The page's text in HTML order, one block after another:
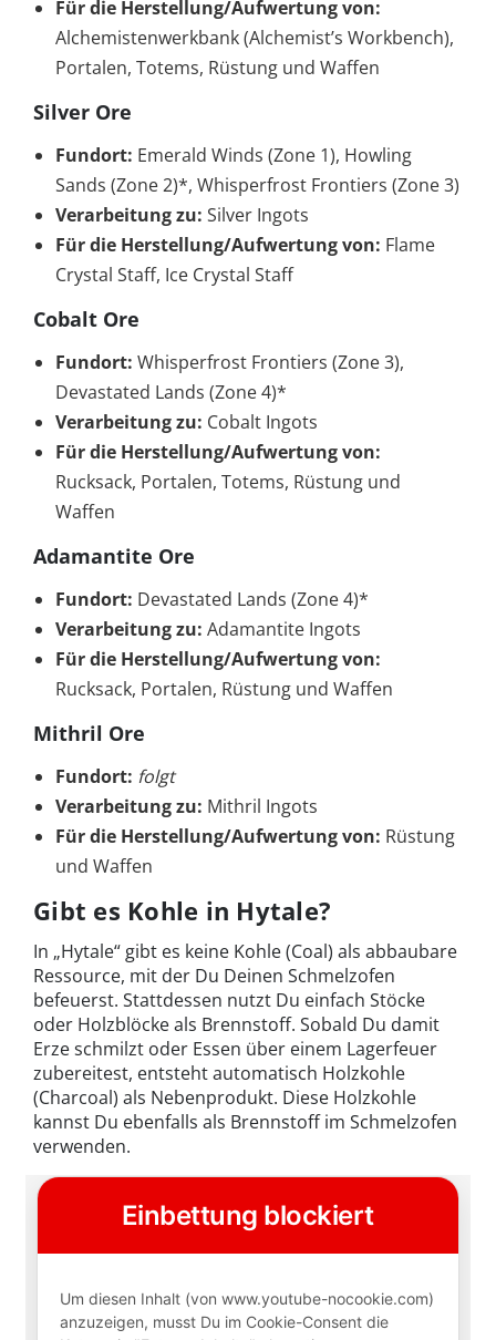
Für die Herstellung/Aufwertung von:
Alchemistenwerkbank (Alchemist’s Workbench),
Portalen, Totems, Rüstung und Waffen
Silver Ore
Fundort: Emerald Winds (Zone 1), Howling
Sands (Zone 2)*, Whisperfrost Frontiers (Zone 3)
Verarbeitung zu: Silver Ingots
Für die Herstellung/Aufwertung von: Flame
Crystal Staff, Ice Crystal Staff
Cobalt Ore
Fundort: Whisperfrost Frontiers (Zone 3),
Devastated Lands (Zone 4)*
Verarbeitung zu: Cobalt Ingots
Für die Herstellung/Aufwertung von:
Rucksack, Portalen, Totems, Rüstung und
Waffen
Adamantite Ore
Fundort: Devastated Lands (Zone 4)*
Verarbeitung zu: Adamantite Ingots
Für die Herstellung/Aufwertung von:
Rucksack, Portalen, Rüstung und Waffen
Mithril Ore
Fundort: folgt
Verarbeitung zu: Mithril Ingots
Für die Herstellung/Aufwertung von: Rüstung
und Waffen
Gibt es Kohle in Hytale?
In „Hytale“ gibt es keine Kohle (Coal) als abbaubare
Ressource, mit der Du Deinen Schmelzofen
befeuerst. Stattdessen nutzt Du einfach Stöcke
oder Holzblöcke als Brennstoff. Sobald Du damit
Erze schmilzt oder Essen über einem Lagerfeuer
zubereitest, entsteht automatisch Holzkohle
(Charcoal) als Nebenprodukt. Diese Holzkohle
kannst Du ebenfalls als Brennstoff im Schmelzofen
verwenden.